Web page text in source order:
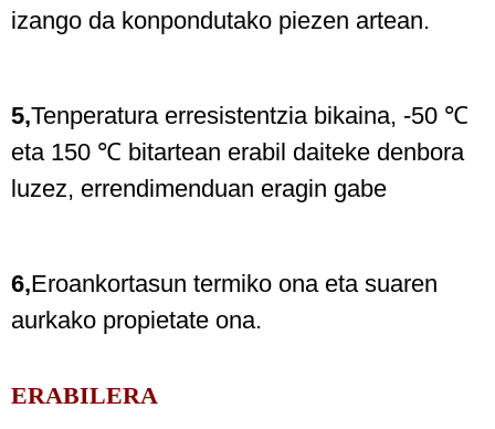
izango da konpondutako piezen artean.
5,Tenperatura erresistentzia bikaina, -50 ℃
eta 150 ℃ bitartean erabil daiteke denbora
luzez, errendimenduan eragin gabe
6,Eroankortasun termiko ona eta suaren
aurkako propietate ona.
ERABILERA